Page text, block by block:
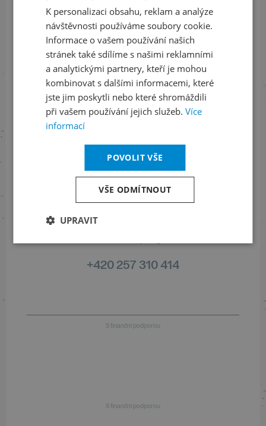
ODEBÍRAT NEWSLETTER
Sledujte nás na sociálních sítích
LinkedIn
flickr
Informace o stavu objednávek
+420 461 049 232
+420 257 310 414
S finanční podporou
S finanční podporou
ENGLISH
K personalizaci obsahu, reklam a analýze
návštěvnosti používáme soubory cookie.
Informace o vašem používání našich
stránek také sdílíme s našimi reklamními
a analytickými partnery, kteří je mohou
kombinovat s dalšími informacemi, které
jste jim poskytli nebo které shromáždili
při vašem používání jejich služeb. Více
informací
POVOLIT VŠE
VŠE ODMÍTNOUT
UPRAVIT